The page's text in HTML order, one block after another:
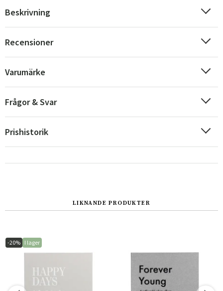
Sverige
Danmark
Beskrivning
Recensioner
Varumärke
Frågor & Svar
Prishistorik
LIKNANDE PRODUKTER
-20% I lager